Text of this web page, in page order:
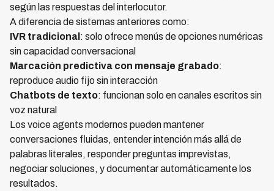
según las respuestas del interlocutor.
A diferencia de sistemas anteriores como:
IVR tradicional : solo ofrece menús de opciones numéricas
sin capacidad conversacional
Marcación predictiva con mensaje grabado:
reproduce audio fijo sin interacción
Chatbots de texto: funcionan solo en canales escritos sin
voz natural
Los voice agents modernos pueden mantener
conversaciones fluidas, entender intención más allá de
palabras literales, responder preguntas imprevistas,
negociar soluciones, y documentar automáticamente los
resultados.